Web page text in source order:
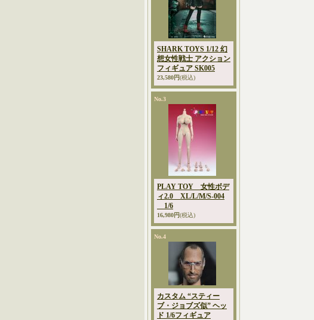
SHARK TOYS 1/12 幻
想女性戦士 アクション
フィギュア SK005
23,580円(税込)
No.3
PLAY TOY 女性ボデ
ィ2.0 XL/L/M/S-004
1/6
16,980円(税込)
No.4
カスタム “スティー
ブ・ジョブズ似” ヘッ
ド 1/6フィギュア